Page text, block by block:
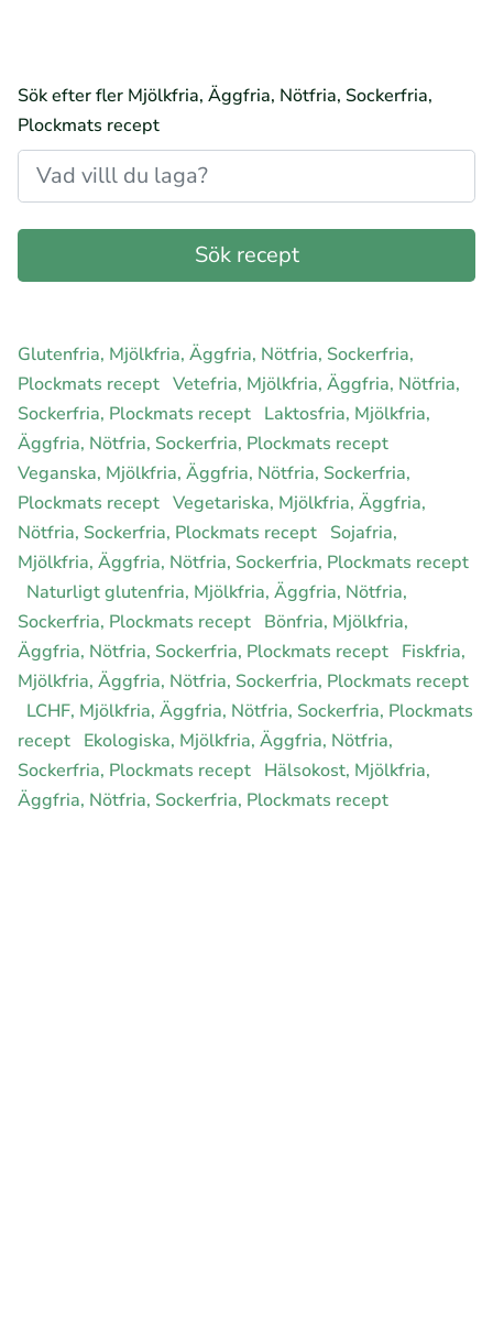
Sök efter fler Mjölkfria, Äggfria, Nötfria, Sockerfria,
Plockmats recept
Glutenfria, Mjölkfria, Äggfria, Nötfria, Sockerfria,
Plockmats recept Vetefria, Mjölkfria, Äggfria, Nötfria,
Sockerfria, Plockmats recept Laktosfria, Mjölkfria,
Äggfria, Nötfria, Sockerfria, Plockmats recept
Veganska, Mjölkfria, Äggfria, Nötfria, Sockerfria,
Plockmats recept Vegetariska, Mjölkfria, Äggfria,
Nötfria, Sockerfria, Plockmats recept Sojafria,
Mjölkfria, Äggfria, Nötfria, Sockerfria, Plockmats recept
Naturligt glutenfria, Mjölkfria, Äggfria, Nötfria,
Sockerfria, Plockmats recept Bönfria, Mjölkfria,
Äggfria, Nötfria, Sockerfria, Plockmats recept Fiskfria,
Mjölkfria, Äggfria, Nötfria, Sockerfria, Plockmats recept
LCHF, Mjölkfria, Äggfria, Nötfria, Sockerfria, Plockmats
recept Ekologiska, Mjölkfria, Äggfria, Nötfria,
Sockerfria, Plockmats recept Hälsokost, Mjölkfria,
Äggfria, Nötfria, Sockerfria, Plockmats recept